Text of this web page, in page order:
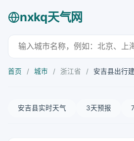
nxkq天气网
首页 / 城市 / 浙江省 / 安吉县出行
安吉县实时天气 3天预报